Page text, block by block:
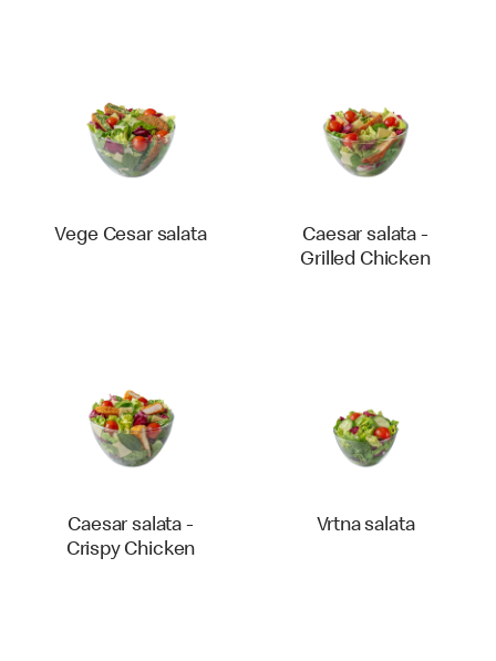
Vege Cesar salata
Caesar salata -
Grilled Chicken
Caesar salata -
Crispy Chicken
Vrtna salata